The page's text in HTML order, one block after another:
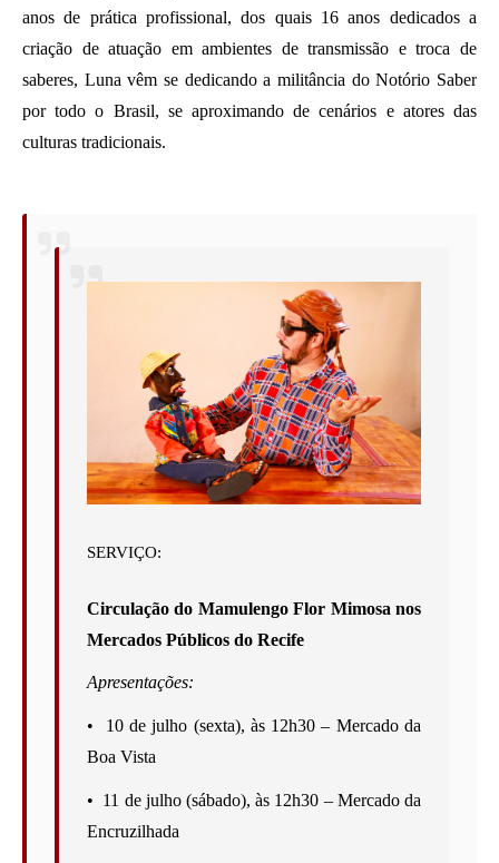
anos de prática profissional, dos quais 16 anos dedicados a
criação de atuação em ambientes de transmissão e troca de
saberes, Luna vêm se dedicando a militância do Notório Saber
por todo o Brasil, se aproximando de cenários e atores das
culturas tradicionais.
SERVIÇO:
Circulação do Mamulengo Flor Mimosa nos
Mercados Públicos do Recife
Apresentações:
•⁠  ⁠10 de julho (sexta), às 12h30 – Mercado da
Boa Vista
•⁠  ⁠11 de julho (sábado), às 12h30 – Mercado da
Encruzilhada